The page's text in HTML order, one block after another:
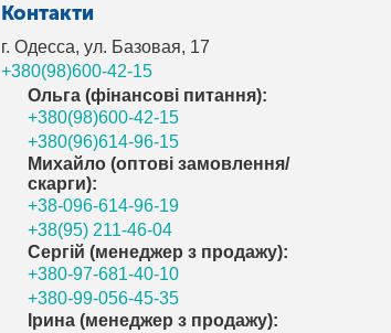
Контакти
г. Одесса, ул. Базовая, 17
+380(98)600-42-15
Ольга (фінансові питання):
+380(98)600-42-15
+380(96)614-96-15
Михайло (оптові замовлення/
скарги):
+38-096-614-96-19
+38(95) 211-46-04
Сергій (менеджер з продажу):
+380-97-681-40-10
+380-99-056-45-35
Ірина (менеджер з продажу):